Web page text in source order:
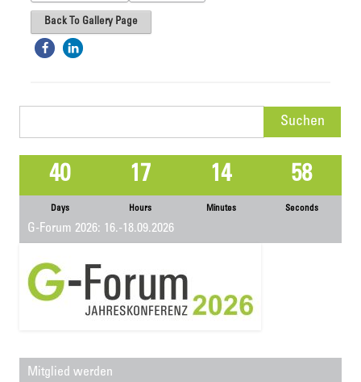
Back To Gallery Page
40
Days
17
Hours
14
Minutes
58
Seconds
G-Forum 2026: 16.-18.09.2026
Mitglied werden